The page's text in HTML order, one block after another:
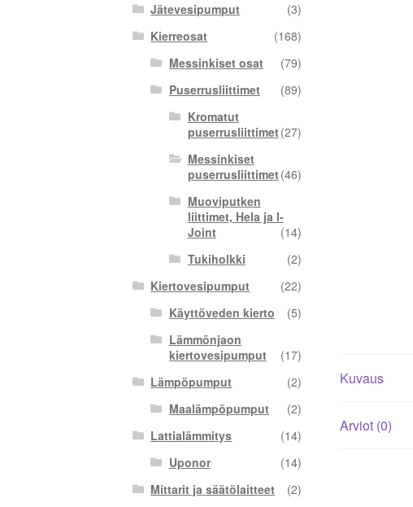
Kuvaus
Arviot (0)
Jätevesipumput
(3)
Kierreosat
(168)
Messinkiset osat
(79)
Puserrusliittimet
(89)
Kromatut
puserrusliittimet(27)
Messinkiset
puserrusliittimet(46)
Muoviputken
liittimet, Hela ja I-
Joint
(14)
Tukiholkki
(2)
Kiertovesipumput
(22)
Käyttöveden kierto
(5)
Lämmönjaon
kiertovesipumput
(17)
Lämpöpumput
(2)
Maalämpöpumput
(2)
Lattialämmitys
(14)
Uponor
(14)
Mittarit ja säätölaitteet
(2)